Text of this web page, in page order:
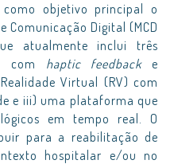
objetivo principal o
Comunicação Digital (MCD
atualmente inclui três
com haptic feedbacke
Virtual (RV) com
e iii) uma plataforma que
em tempo real. O
para a reabilitação de
hospitalar e/ou no